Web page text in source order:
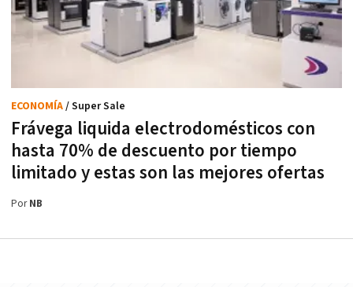
Frávega liquida electrodomésticos con
hasta 70% de descuento por tiempo
limitado y estas son las mejores ofertas
ECONOMÍA/ Super Sale
PorNB